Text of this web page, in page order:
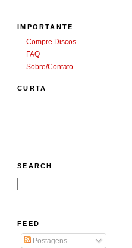
IMPORTANTE
Compre Discos
FAQ
Sobre/Contato
CURTA
SEARCH
FEED
Postagens